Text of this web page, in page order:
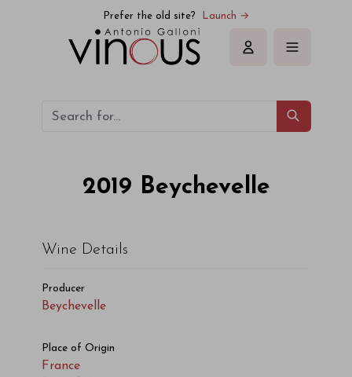
Prefer the old site? Launch →
Sign in
2019 Beychevelle
Wine Details
Producer
Beychevelle
Place of Origin
France
Beychevelle Beychevelle 2019